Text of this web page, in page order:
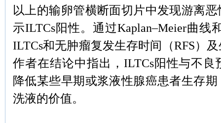
以上的输卵管横断面切片中发现游离
示ILTCs阳性。通过Kaplan–Meier曲线
ILTCs和无肿瘤复发生存时间（RFS）
作者在结论中指出， ILTCs阳性与不
降低某些早期或浆液性腺癌患者生存
洗液的价值。